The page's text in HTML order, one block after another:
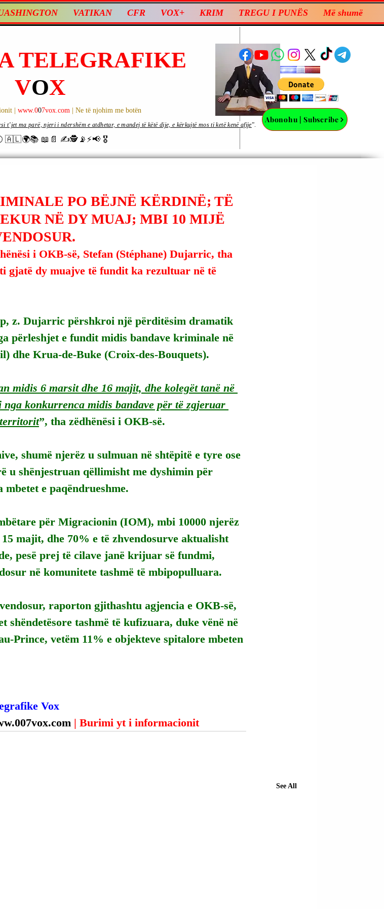
VATIKAN CFR VOX+ KRIM TREGU I PUNËS Më shumë
TELEGRAFIKE
VOX
| www.007vox.com | Ne të njohim me botën
🇦🇱🌍📚 📖📄 ✍🕵️📡⚡️📢 🎖
Abonohu | Subscribe
t’jet ma parë, njeri i ndershëm e atdhetar, e mandej të këtë dije, e kërkujtë mos ti ketë kenë afije”.
PO BËJNË KËRDINË; TË
NË DY MUAJ; MBI 10 MIJË
i OKB-së, Stefan (Stéphane) Dujarric, tha
gjatë dy muajve të fundit ka rezultuar në të
z. Dujarric përshkroi një përditësim dramatik
përleshjet e fundit midis bandave kriminale në
dhe Krua-de-Buke (Croix-des-Bouquets).
midis 6 marsit dhe 16 majit, dhe kolegët tanë në
konkurrenca midis bandave për të zgjeruar
”, tha zëdhënësi i OKB-së.
shumë njerëz u sulmuan në shtëpitë e tyre ose
u shënjestruan qëllimisht me dyshimin për
mbetet e paqëndrueshme.
për Migracionin (IOM), mbi 10000 njerëz
majit, dhe 70% e të zhvendosurve aktualisht
pesë prej të cilave janë krijuar së fundmi,
në komunitete tashmë të mbipopulluara.
raporton gjithashtu agjencia e OKB-së,
shëndetësore tashmë të kufizuara, duke vënë në
Prince, vetëm 11% e objekteve spitalore mbeten
Vox
| Burimi yt i informacionit
See All